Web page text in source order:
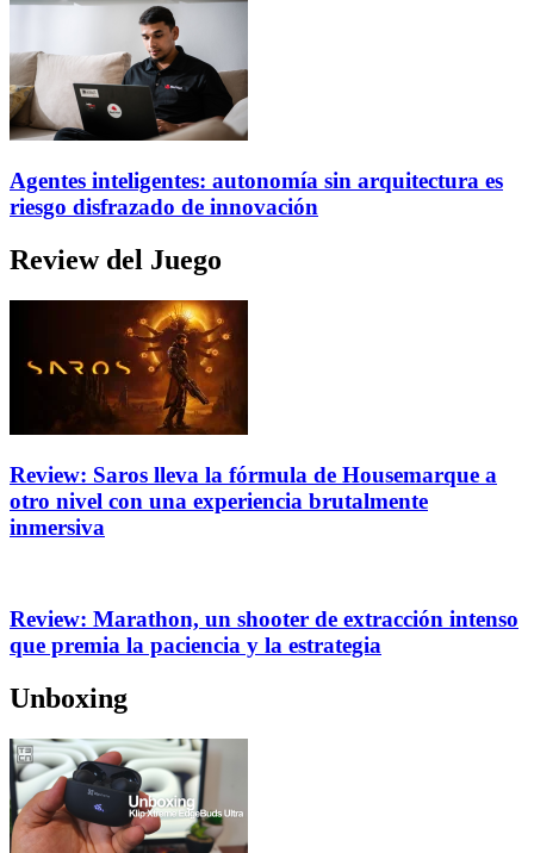
Agentes inteligentes: autonomía sin arquitectura es
riesgo disfrazado de innovación
Review del Juego
Review: Saros lleva la fórmula de Housemarque a
otro nivel con una experiencia brutalmente
inmersiva
Review: Marathon, un shooter de extracción intenso
que premia la paciencia y la estrategia
Unboxing